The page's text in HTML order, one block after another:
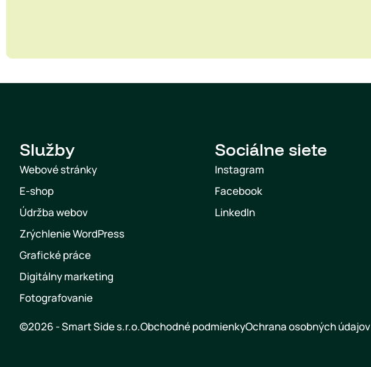
Služby
Webové stránky
E-shop
Údržba webov
Zrýchlenie WordPress
Grafické práce
Digitálny marketing
Fotografovanie
Sociálne siete
Instagram
Facebook
LinkedIn
©2026 - Smart Side s.r.o.Obchodné podmienkyOchrana osobných údajov